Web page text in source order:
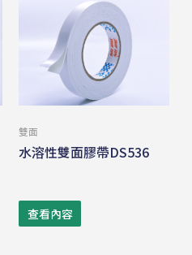
雙面
水溶性雙面膠帶DS536
查看內容